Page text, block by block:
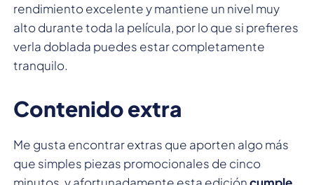
rendimiento excelente y mantiene un nivel muy
alto durante toda la película, por lo que si prefieres
verla doblada puedes estar completamente
tranquilo.
Contenido extra
Me gusta encontrar extras que aporten algo más
que simples piezas promocionales de cinco